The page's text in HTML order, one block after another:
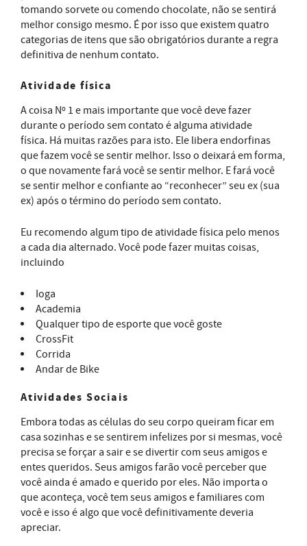
tomando sorvete ou comendo chocolate, não se sentirá
melhor consigo mesmo. É por isso que existem quatro
categorias de itens que são obrigatórios durante a regra
definitiva de nenhum contato.
Atividade física
A coisa Nº 1 e mais importante que você deve fazer
durante o período sem contato é alguma atividade
física. Há muitas razões para isto. Ele libera endorfinas
que fazem você se sentir melhor. Isso o deixará em forma,
o que novamente fará você se sentir melhor. E fará você
se sentir melhor e confiante ao “reconhecer” seu ex (sua
ex) após o término do período sem contato.
Eu recomendo algum tipo de atividade física pelo menos
a cada dia alternado. Você pode fazer muitas coisas,
incluindo
Ioga
Academia
Qualquer tipo de esporte que você goste
CrossFit
Corrida
Andar de Bike
Atividades Sociais
Embora todas as células do seu corpo queiram ficar em
casa sozinhas e se sentirem infelizes por si mesmas, você
precisa se forçar a sair e se divertir com seus amigos e
entes queridos. Seus amigos farão você perceber que
você ainda é amado e querido por eles. Não importa o
que aconteça, você tem seus amigos e familiares com
você e isso é algo que você definitivamente deveria
apreciar.